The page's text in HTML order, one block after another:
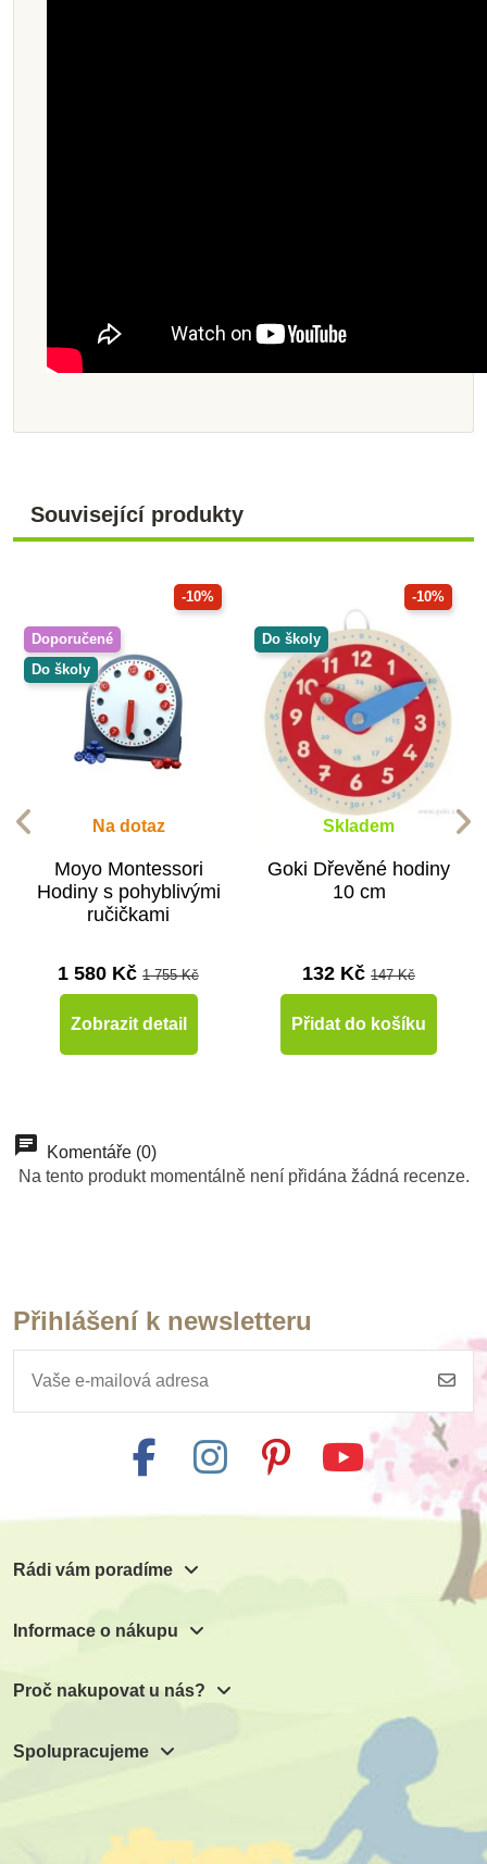
Související produkty
-10%
Doporučené
Do školy
Na dotaz
Moyo Montessori
Hodiny s pohyblivými
ručičkami
1 580 Kč 1 755 Kč
Zobrazit detail
-10%
Do školy
Skladem
Goki Dřevěné hodiny
10 cm
132 Kč 147 Kč
Přidat do košíku
Do školy
Skladem
Learning Resources
499 Kč
Komentáře (0)
Na tento produkt momentálně není přidána žádná recenze.
Přihlášení k newsletteru
Rádi vám poradíme
Informace o nákupu
Proč nakupovat u nás?
Spolupracujeme